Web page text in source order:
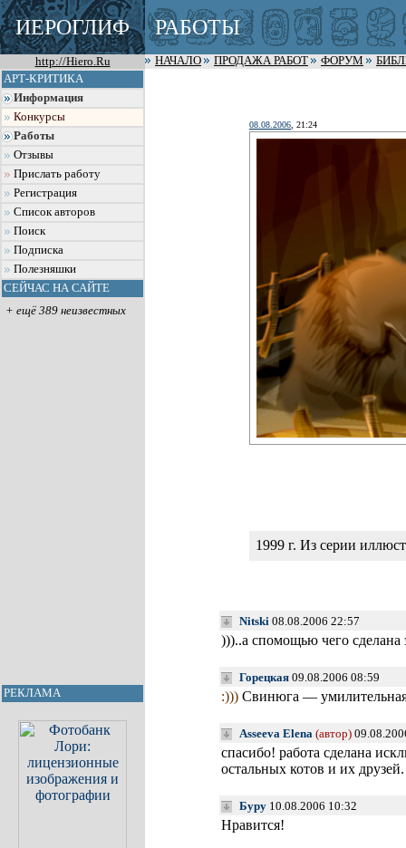
ИЕРОГЛИФ РАБОТЫ
http://Hiero.Ru НАЧАЛО ПРОДАЖА РАБОТ ФОРУМ
АРТ-КРИТИКА
Информация
Конкурсы
Работы
Отзывы
Прислать работу
Регистрация
Список авторов
Поиск
Подписка
Полезняшки
СЕЙЧАС НА САЙТЕ
+ ещё 389 неизвестных
РЕКЛАМА
08.08.2006 , 21:24
1999 г. Из серии
Nitski 08.08.2006 22:57
)))..а спомощью чего сделана
Горецкая 09.08.2006 08:59
:))) Свинюга —
Asseeva Elena (автор)
спасибо! работа сделана
остальных котов и их друзей.
Буру 10.08.2006 10:32
Нравится!